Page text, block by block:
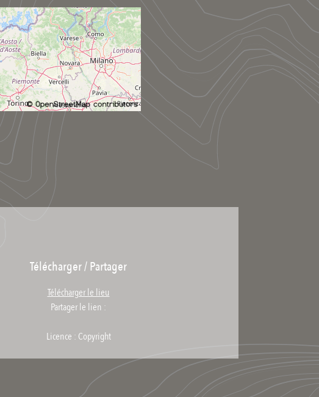
Télécharger / Partager
Télécharger le lieu
Partager le lien :
Licence : Copyright